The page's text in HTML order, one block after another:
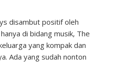
disambut positif oleh
di bidang musik, The
yang kompak dan
Ada yang sudah nonton